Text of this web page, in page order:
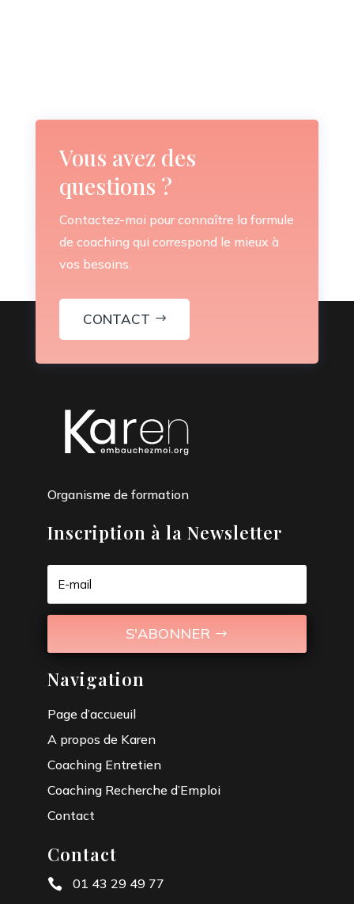
Vous avez des
questions ?
Contactez-moi pour connaître la formule
de coaching qui correspond le mieux à
vos besoins.
CONTACT
Organisme de formation
Inscription à la Newsletter
S'ABONNER
Navigation
Page d’accueuil
A propos de Karen
Coaching Entretien
Coaching Recherche d’Emploi
Contact
Contact
 01 43 29 49 77